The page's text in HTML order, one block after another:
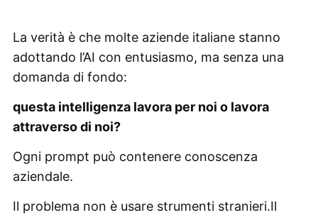
La verità è che molte aziende italiane stanno
adottando l’AI con entusiasmo, ma senza una
domanda di fondo:
questa intelligenza lavora per noi o lavora
attraverso di noi?
Ogni prompt può contenere conoscenza
aziendale.
Il problema non è usare strumenti stranieri.Il